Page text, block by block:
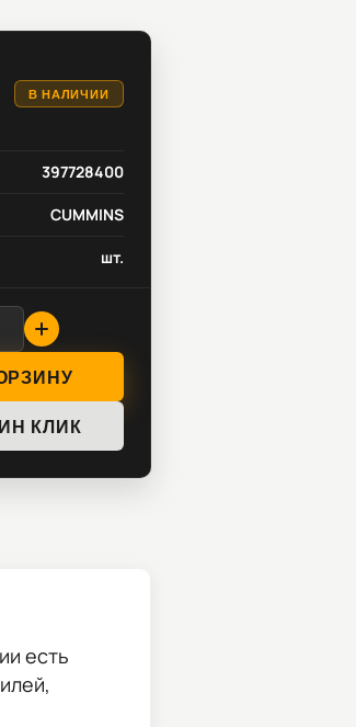
В НАЛИЧИИ
397728400
CUMMINS
шт.
КЛИК
есть